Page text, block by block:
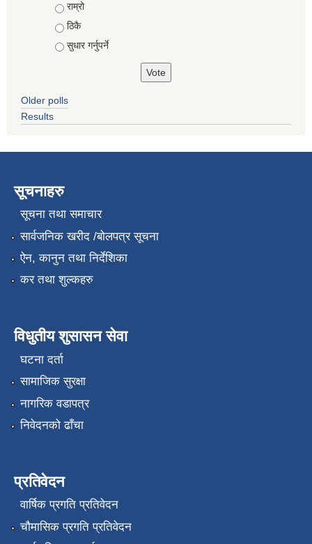
राम्रो
ठिकै
सुधार गर्नुपर्ने
Older polls
Results
सूचनाहरु
सूचना तथा समाचार
सार्वजनिक खरीद /बोलपत्र सूचना
ऐन, कानुन तथा निर्देशिका
कर तथा शुल्कहरु
विधुतीय शुसासन सेवा
घटना दर्ता
सामाजिक सुरक्षा
नागरिक वडापत्र
निवेदनको ढाँचा
प्रतिवेदन
वार्षिक प्रगति प्रतिवेदन
चौमासिक प्रगति प्रतिवेदन